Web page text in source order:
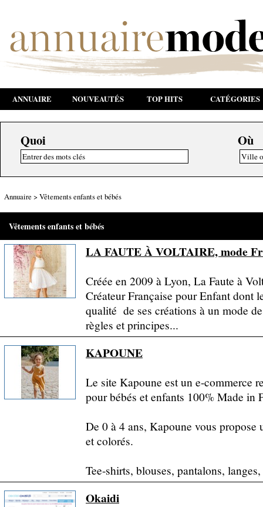
ANNUAIRE NOUVEAUTÉS TOP HITS CATÉGORIES
Quoi Où
Annuaire > Vêtements enfants et bébés
Vêtements enfants et bébés
LA FAUTE À VOLTAIRE, mode
Créée en 2009 à Lyon, La Faute à
Créateur Française pour Enfant dont
qualité de ses créations à un mode
règles et principes...
KAPOUNE
Le site Kapoune est un e-commerce
pour bébés et enfants 100% Made in
De 0 à 4 ans, Kapoune vous propose
et colorés.
Tee-shirts, blouses, pantalons,
Okaidi